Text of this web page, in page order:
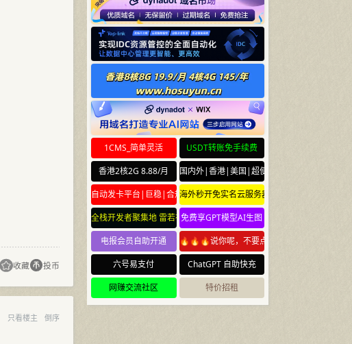
收藏 投币
只看楼主 倒序
1CMS_简单灵活
USDT转账免手续费
香港2核2G 8.88/月
国内外|香港|美国|超便宜云服务器
自动发卡平台|巨稳|合规海外秒开免实名云服务器
全栈开发者聚集地 雷若社区 leiruo.com
免费享GPT模型AI生图
电报会员自助开通
🔥🔥🔥说你呢，不要点🔥🔥🔥
六号易支付
ChatGPT 自助快充
网赚交流社区
特价招租